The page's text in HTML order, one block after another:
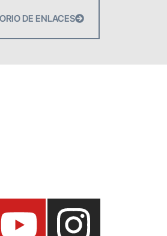
DE ENLACES